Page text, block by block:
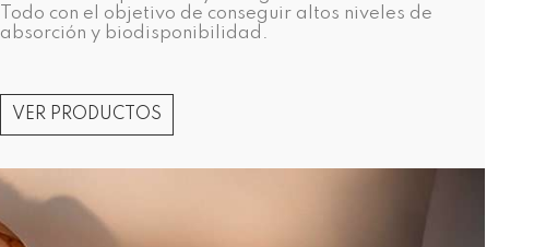
Todo con el objetivo de conseguir altos niveles de
absorción y biodisponibilidad.
VER PRODUCTOS